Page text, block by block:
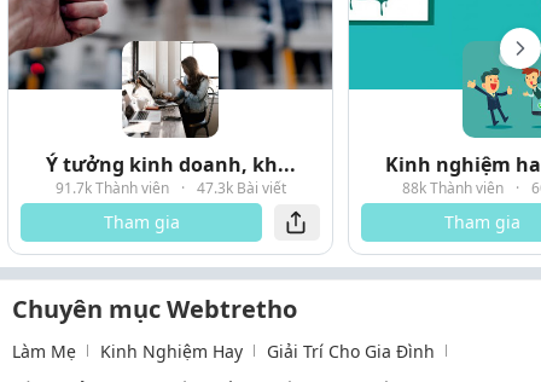
Ý tưởng kinh doanh, kh...
91.7k Thành viên · 47.3k Bài viết
Tham gia
Kinh nghiệm
88k Thành viên ·
Tham gia
Chuyên mục Webtretho
Làm Mẹ Kinh Nghiệm Hay
Giải Trí Cho Gia Đình